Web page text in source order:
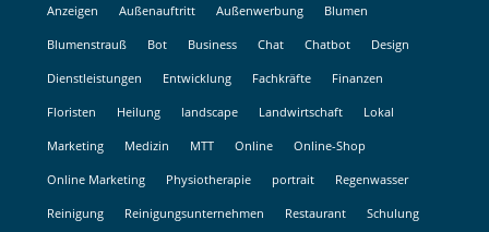
Anzeigen Außenauftritt Außenwerbung Blumen
Blumenstrauß Bot Business Chat Chatbot Design
Dienstleistungen Entwicklung Fachkräfte Finanzen
Floristen Heilung landscape Landwirtschaft Lokal
Marketing Medizin MTT Online Online-Shop
Online Marketing Physiotherapie portrait Regenwasser
Reinigung Reinigungsunternehmen Restaurant Schulung